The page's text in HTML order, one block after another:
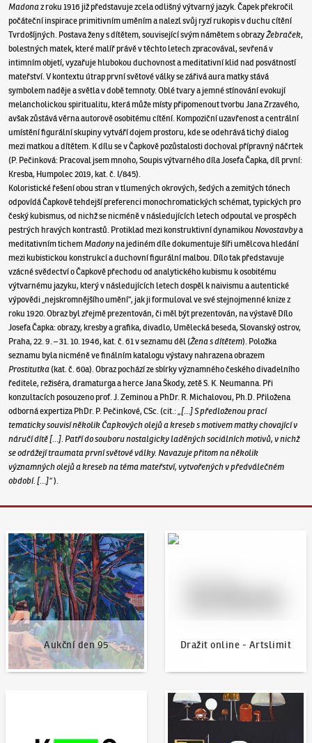
Madonaz roku 1916 již představuje zcela odlišný výtvarný jazyk. Čapek překročil
počáteční inspirace primitivním uměním a nalezl svůj ryzí rukopis v duchu cítění
Tvrdošíjných. Postava ženy s dítětem, související svým námětem s obrazyŽebraček,
bolestných matek, které malíř právě v těchto letech zpracovával, sevřená v
intimním objetí, vyzařuje hlubokou duchovnost a meditativní klid nad posvátností
mateřství. V kontextu útrap první světové války se zářivá aura matky stává
symbolem naděje a světla v době temnoty. Oblé tvary a jemné stínování evokují
melancholickou spiritualitu, která může místy připomenout tvorbu Jana Zrzavého,
avšak zůstává věrna autorově osobitému cítění. Kompoziční uzavřenost a centrální
umístění figurální skupiny vytváří dojem prostoru, kde se odehrává tichý dialog
mezi matkou a dítětem. K dílu se v Čapkově pozůstalosti dochoval přípravný náčrtek
(P. Pečinková: Pracoval jsem mnoho, Soupis výtvarného díla Josefa Čapka, díl první:
Kresba, Humpolec 2019, kat. č. I/845).
Koloristické řešení obou stran v tlumených okrových, šedých a zemitých tónech
odpovídá Čapkově tehdejší preferenci monochromatických schémat, typických pro
český kubismus, od nichž se nicméně v následujících letech odpoutal ve prospěch
pestrých hravých kontrastů. Protiklad mezi konstruktivní dynamikou Novostavbya
meditativním tichem Madonyna jediném díle dokumentuje šíři umělcova hledání
mezi kubistickou konstrukcí a duchovní figurální malbou. Dílo tak představuje
vzácné svědectví o Čapkově přechodu od analytického kubismu k osobitému
výtvarnému jazyku, který v následujících letech dospěl k naivismu a autentické
výpovědi „nejskromnějšího umění“, jak ji formuloval ve své stejnojmenné knize z
roku 1920. Obraz byl zřejmě prezentován, či měl být prezentován, na výstavě Dílo
Josefa Čapka: obrazy, kresby a grafika, divadlo, Umělecká beseda, Slovanský ostrov,
Praha, 22. 9. – 31. 10. 1946, kat. č. 61 v seznamu děl (Žena s dítětem). Položka
seznamu byla nicméně ve finálním katalogu výstavy nahrazena obrazem
Prostitutka (kat. č. 60a). Obraz pochází ze sbírky významného českého divadelního
ředitele, režiséra, dramaturga a herce Jana Škody, zetě S. K. Neumanna. Při
konzultacích posouzeno prof. J. Zeminou a PhDr. R. Michalovou, Ph.D. Přiložena
odborná expertiza PhDr. P. Pečinkové, CSc. (cit.: „[…] S předloženou prací
tematicky souvisí několik Čapkových olejů a kreseb s motivem matky chovající v
náručí dítě […]. Patří do souboru nostalgicky laděných sociálních motivů, v nichž
se odrážejí traumata první světové války. Navazuje přitom na několik
významných olejů a kreseb na téma mateřství, vytvořených v předválečném
období. […]“).
Aukční den 95
Aukční den 95
Dražit online - Artslimit
Dražit online - Artslimit
Aktuality